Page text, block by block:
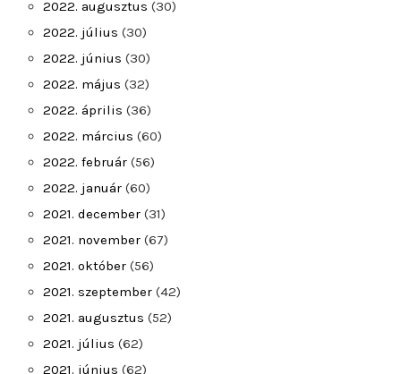
2022. augusztus (30)
2022. július (30)
2022. június (30)
2022. május (32)
2022. április (36)
2022. március (60)
2022. február (56)
2022. január (60)
2021. december (31)
2021. november (67)
2021. október (56)
2021. szeptember (42)
2021. augusztus (52)
2021. július (62)
2021. június (62)